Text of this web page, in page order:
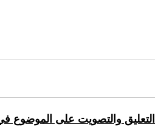
التعليق والتصويت على الموضوع